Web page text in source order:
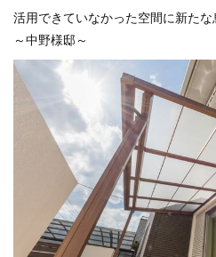
活用できていなかった空間に新た
～中野様邸～